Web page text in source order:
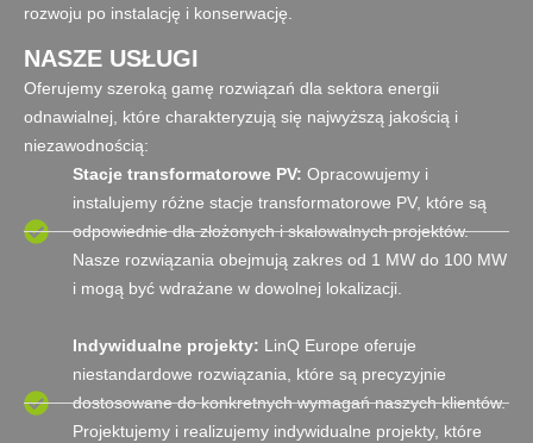
rozwoju po instalację i konserwację.
NASZE USŁUGI
Oferujemy szeroką gamę rozwiązań dla sektora energii
odnawialnej, które charakteryzują się najwyższą jakością i
niezawodnością:
Stacje transformatorowe PV:Opracowujemy i
instalujemy różne stacje transformatorowe PV, które są
odpowiednie dla złożonych i skalowalnych projektów.
Nasze rozwiązania obejmują zakres od 1 MW do 100 MW
i mogą być wdrażane w dowolnej lokalizacji.
Indywidualne projekty: LinQ Europe oferuje
niestandardowe rozwiązania, które są precyzyjnie
dostosowane do konkretnych wymagań naszych klientów.
Projektujemy i realizujemy indywidualne projekty, które